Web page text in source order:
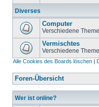
Diverses
Computer
Verschiedene
Vermischtes
Verschiedene
Alle Cookies des Boards löschen |
Foren-Übersicht
Wer ist online?